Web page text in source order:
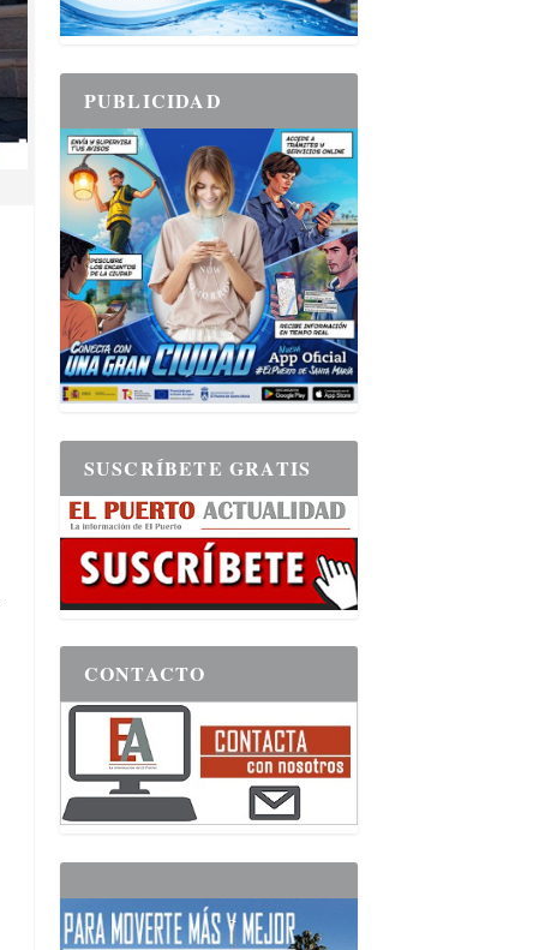
PUBLICIDAD
SUSCRÍBETE GRATIS
CONTACTO